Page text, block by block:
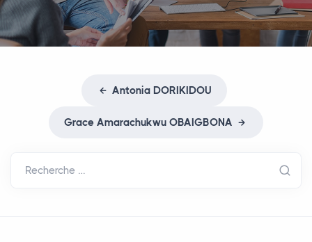
Antonia DORIKIDOU
Grace Amarachukwu OBAIGBONA
Recherche …